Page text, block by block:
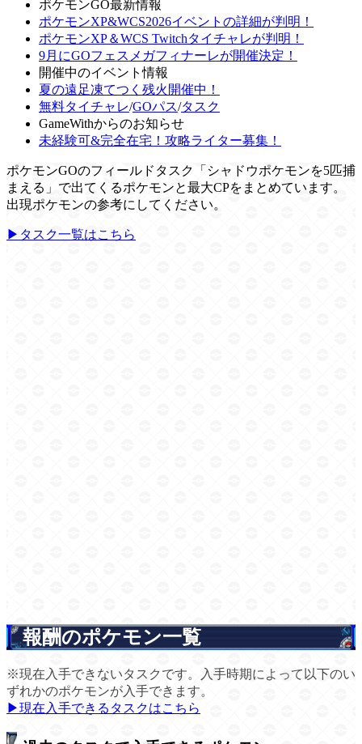
ポケモンGO最新情報
ポケモンXP&WCS2026イベントの詳細が判明！
ポケモンXP＆WCS Twitchタイチャレが判明！
9月にGOフェスメガフィナーレが開催決定！
開催中のイベント情報
夏の遠足凍てつく残火開催中！
無料タイチャレ/GOパス/タスク
GameWithからのお知らせ
未経験可&完全在宅！攻略ライター募集！
ポケモンGOのフィールドタスク「シャドウポケモンを5匹捕
まえる」で出てくるポケモンと最大CPをまとめています。
出現ポケモンの参考にしてください。
▶タスク一覧はこちら
報酬のポケモン一覧
※現在入手できないタスクです。入手時期によって以下のい
ずれかのポケモンが入手できます。
▶現在入手できるタスクはこちら